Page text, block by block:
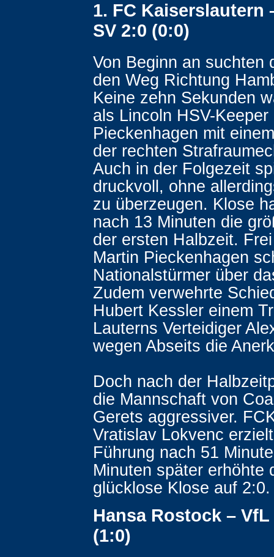
1. FC Kaiserslautern
SV 2:0 (0:0)
Von Beginn an suchten
den Weg Richtung
Keine zehn Sekunden
als Lincoln HSV-Keeper
Pieckenhagen mit
der rechten
Auch in der Folgezeit
druckvoll, ohne
zu überzeugen. Klose
nach 13 Minuten die
der ersten Halbzeit.
Martin Pieckenhagen
Nationalstürmer über
Zudem verwehrte
Hubert Kessler einem
Lauterns Verteidiger
wegen Abseits die
Doch nach der
die Mannschaft von
Gerets aggressiver.
Vratislav Lokvenc
Führung nach 51
Minuten später erhöhte
glücklose Klose auf 2:0.
Hansa Rostock –
(1:0)